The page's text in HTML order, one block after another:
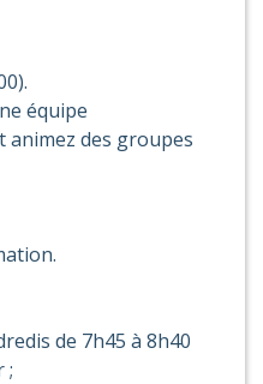
équipe
animez des groupes
de 7h45 à 8h40
;